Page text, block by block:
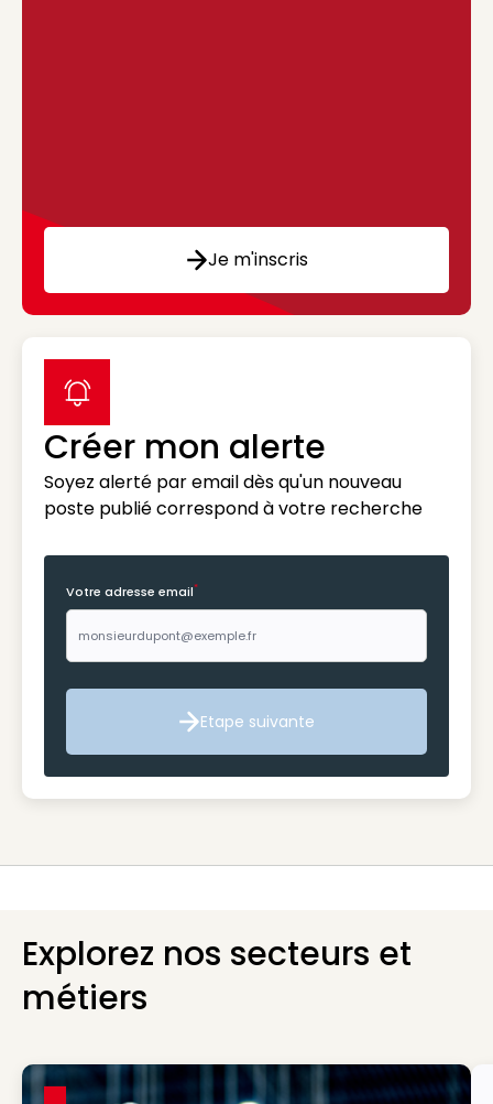
Je m'inscris
Créer mon alerte
Soyez alerté par email dès qu'un nouveau
poste publié correspond à votre recherche
label icon
Votre adresse email*
Etape suivante
Etape suivante
Explorez nos secteurs et
métiers